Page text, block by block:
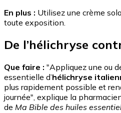
En plus : Utilisez une crème
toute exposition.
De l’hélichryse
Que faire : "Appliquez une ou
essentielle d’hélichryse
plus rapidement possible et
journée", explique la
de Ma Bible des huiles